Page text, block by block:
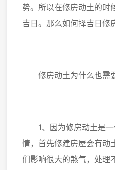
势。所以在修房动土的时
吉日。那么如何择吉日修
修房动土为什么也需
1、因为修房动土是一
情，首先修建房屋会有动
们影响很大的煞气，处理